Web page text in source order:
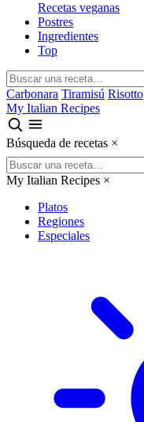
Recetas veganas
Postres
Ingredientes
Top
Carbonara Tiramisú Risotto
My Italian Recipes
Búsqueda de recetas ×
My Italian Recipes ×
Platos
Regiones
Especiales